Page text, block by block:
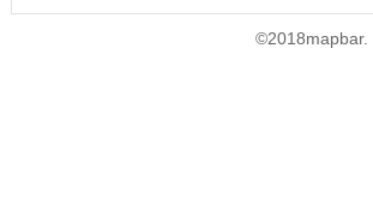
©2018mapbar.